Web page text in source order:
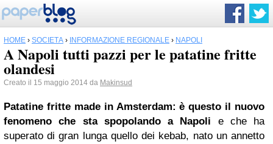
HOME › SOCIETÀ › INFORMAZIONE REGIONALE › NAPOLI
A Napoli tutti pazzi per le patatine fritte
olandesi
Creato il 15 maggio 2014 da Makinsud
Patatine fritte made in Amsterdam: è questo il nuovo
fenomeno che sta spopolando a Napoli e che ha
superato di gran lunga quello dei kebab, nato un annetto